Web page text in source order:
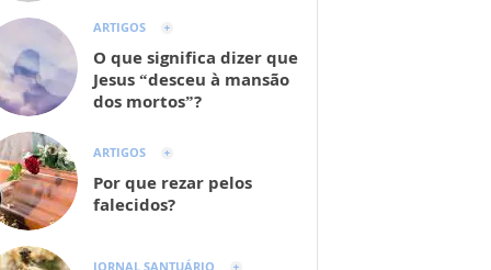
ARTIGOS
O que significa dizer que
Jesus “desceu à mansão
dos mortos”?
ARTIGOS
Por que rezar pelos
falecidos?
JORNAL SANTUÁRIO